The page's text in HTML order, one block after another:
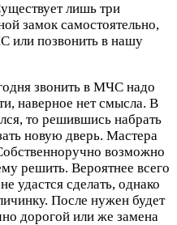
лишь три
замок самостоятельно,
или позвонить в нашу
звонить в МЧС надо
наверное нет смысла. В
то решившись набрать
новую дверь. Мастера
возможно
решить. Вероятнее всего
удастся сделать, однако
После нужен будет
дорогой или же замена